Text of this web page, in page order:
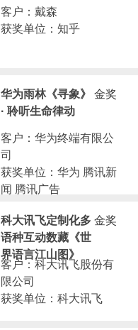
客户：戴森
获奖单位：知乎
金奖
华为雨林《寻象》
· 聆听生命律动
客户：华为终端有限公
司
获奖单位：华为 腾讯新
闻 腾讯广告
金奖
科大讯飞定制化多
语种互动数藏《世
界语言江山图》
客户：科大讯飞股份有
限公司
获奖单位：科大讯飞